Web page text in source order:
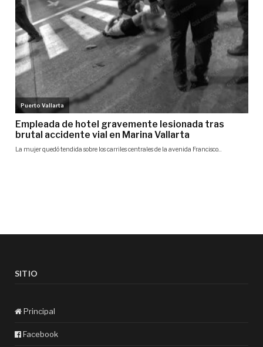
SITIO
Principal
Facebook